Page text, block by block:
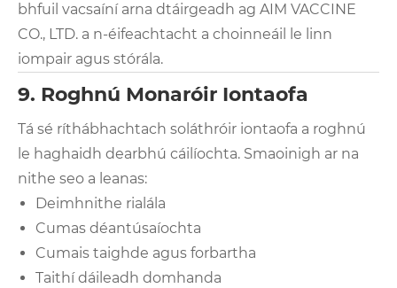
bhfuil vacsaíní arna dtáirgeadh ag AIM VACCINE
CO., LTD. a n-éifeachtacht a choinneáil le linn
iompair agus stórála.
9. Roghnú Monaróir Iontaofa
Tá sé ríthábhachtach soláthróir iontaofa a roghnú
le haghaidh dearbhú cáilíochta. Smaoinigh ar na
nithe seo a leanas:
Deimhnithe rialála
Cumas déantúsaíochta
Cumais taighde agus forbartha
Taithí dáileadh domhanda